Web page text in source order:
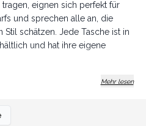
eignen sich perfekt für
und sprechen alle an, die
schätzen. Jede Tasche ist in
und hat ihre eigene
Mehr lesen